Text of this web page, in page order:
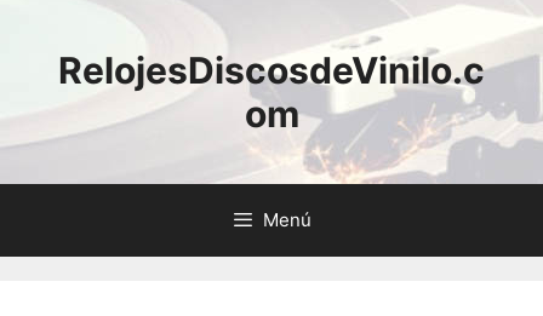
contenidoRelojesDiscosdeVinilo.c
om
Menú